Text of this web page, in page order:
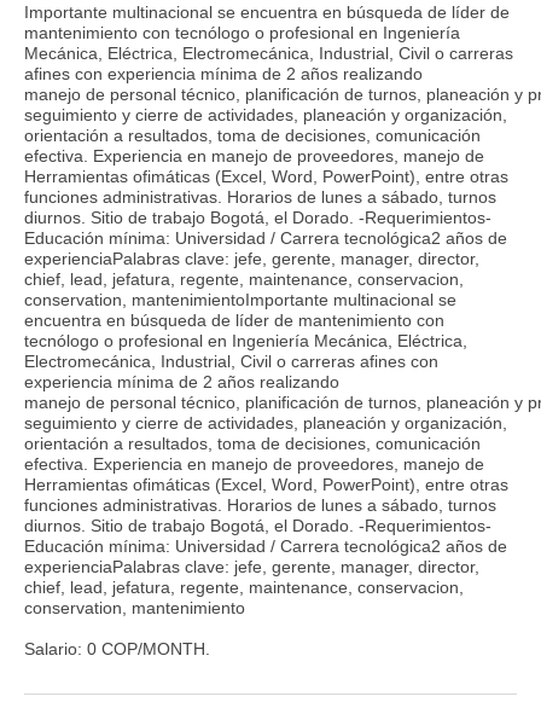
Importante multinacional se encuentra en búsqueda de líder de
mantenimiento con tecnólogo o profesional en Ingeniería
Mecánica, Eléctrica, Electromecánica, Industrial, Civil o carreras
afines con experiencia mínima de 2 años realizando
manejo de personal técnico, planificación de turnos, planeación y
seguimiento y cierre de actividades, planeación y organización,
orientación a resultados, toma de decisiones, comunicación
efectiva. Experiencia en manejo de proveedores, manejo de
Herramientas ofimáticas (Excel, Word, PowerPoint), entre otras
funciones administrativas. Horarios de lunes a sábado, turnos
diurnos. Sitio de trabajo Bogotá, el Dorado. -Requerimientos-
Educación mínima: Universidad / Carrera tecnológica2 años de
experienciaPalabras clave: jefe, gerente, manager, director,
chief, lead, jefatura, regente, maintenance, conservacion,
conservation, mantenimientoImportante multinacional se
encuentra en búsqueda de líder de mantenimiento con
tecnólogo o profesional en Ingeniería Mecánica, Eléctrica,
Electromecánica, Industrial, Civil o carreras afines con
experiencia mínima de 2 años realizando
manejo de personal técnico, planificación de turnos, planeación y
seguimiento y cierre de actividades, planeación y organización,
orientación a resultados, toma de decisiones, comunicación
efectiva. Experiencia en manejo de proveedores, manejo de
Herramientas ofimáticas (Excel, Word, PowerPoint), entre otras
funciones administrativas. Horarios de lunes a sábado, turnos
diurnos. Sitio de trabajo Bogotá, el Dorado. -Requerimientos-
Educación mínima: Universidad / Carrera tecnológica2 años de
experienciaPalabras clave: jefe, gerente, manager, director,
chief, lead, jefatura, regente, maintenance, conservacion,
conservation, mantenimiento
Salario: 0 COP/MONTH.